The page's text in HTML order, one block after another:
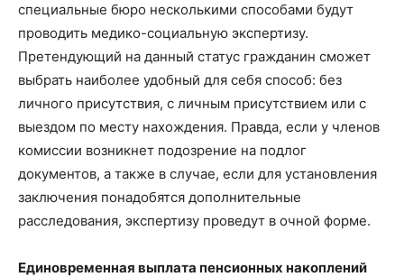
специальные бюро несколькими способами будут
проводить медико-социальную экспертизу.
Претендующий на данный статус гражданин сможет
выбрать наиболее удобный для себя способ: без
личного присутствия, с личным присутствием или с
выездом по месту нахождения. Правда, если у членов
комиссии возникнет подозрение на подлог
документов, а также в случае, если для установления
заключения понадобятся дополнительные
расследования, экспертизу проведут в очной форме.
Единовременная выплата пенсионных накоплений